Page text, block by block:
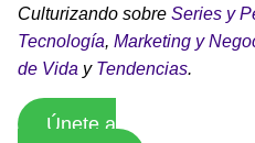
Culturizando sobre Series y
Tecnología, Marketing y
de Vida y Tendencias.
Únete a